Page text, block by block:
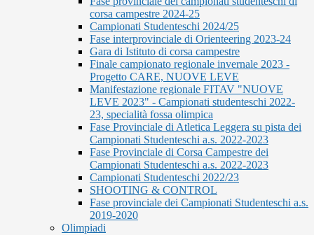
corsa campestre 2024-25
Campionati Studenteschi 2024/25
Fase interprovinciale di Orienteering 2023-24
Gara di Istituto di corsa campestre
Finale campionato regionale invernale 2023 -
Progetto CARE, NUOVE LEVE
Manifestazione regionale FITAV "NUOVE
LEVE 2023" - Campionati studenteschi 2022-
23, specialità fossa olimpica
Fase Provinciale di Atletica Leggera su pista dei
Campionati Studenteschi a.s. 2022-2023
Fase Provinciale di Corsa Campestre dei
Campionati Studenteschi a.s. 2022-2023
Campionati Studenteschi 2022/23
SHOOTING & CONTROL
Fase provinciale dei Campionati Studenteschi a.s.
2019-2020
Olimpiadi